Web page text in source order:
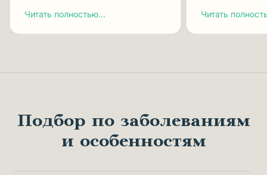
Читать полностью...
Читать
Подбор по заболеваниям
и особенностям